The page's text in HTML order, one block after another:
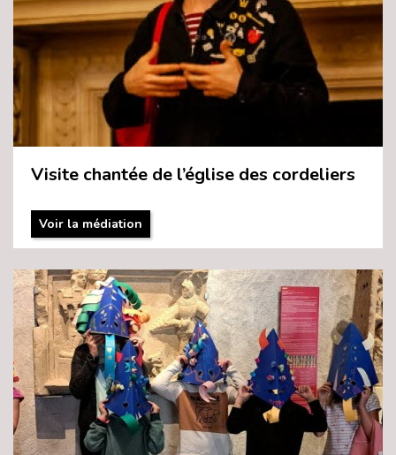
Visite chantée de l’église des cordeliers
Voir la médiation